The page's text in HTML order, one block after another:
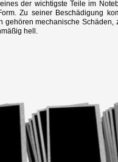
der wichtigste Teile im
Zu seiner Beschädigung
gehören mechanische
hell.